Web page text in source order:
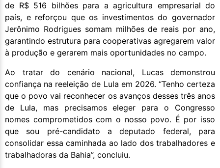
de R$ 516 bilhões para a agricultura empresarial do
país, e reforçou que os investimentos do governador
Jerônimo Rodrigues somam milhões de reais por ano,
garantindo estrutura para cooperativas agregarem valor
à produção e gerarem mais oportunidades no campo.
Ao tratar do cenário nacional, Lucas demonstrou
confiança na reeleição de Lula em 2026. “Tenho certeza
que o povo vai reconhecer os avanços desses três anos
de Lula, mas precisamos eleger para o Congresso
nomes comprometidos com o nosso povo. É por isso
que sou pré-candidato a deputado federal, para
consolidar essa caminhada ao lado dos trabalhadores e
trabalhadoras da Bahia”, concluiu.